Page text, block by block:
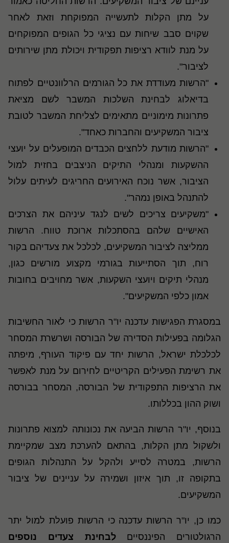
על מתן הקלות לתעשייה המפוקחת וזאת לאחר
שקוים סבב שיחות עם נציגי כל הגופים המפוקחים
על מנת לוודא רציפות תפקודית ויכולת מתן שירותים
לציבור".
"הרשות מעודדת את כל הגורמים הרלוונטיים לפתוח
בדיאלוג לבחינת השלכות המשבר לשם מציאת
פתרונות מימוניים מתאימים לצליחת המשבר לטובת
ציבור המשקיעים והחברות כאחד".
"הרשות מודעת ללחצים הכבדים המופעלים על יועצי
ההשקעות ומנהלי התיקים הניצבים בחזית למול
הציבור, אשר נוכח האירועים החריגים לעיתים עלול
להתנהל באופן נמהר".
"משקיעים צריכים לשים לנגד עיניהם את הצרכים
האישיים שלהם בהסתכלות ארוכת טווח. הרשות
ממליצה לציבור המשקיעים, לכלכל את צעדיהם בקור
רוח, תוך הסתייעות בגורמי מקצוע מורשים כגון,
מנהלי תיקים ויועצי השקעות, אשר מחויבים בחובות
אמון כלפי המשקיעים".
במסגרת הפגישות עדכנה יו"ר הרשות כי לאור החשיבות
הגלומה בפעילות הסדירה של הבורסה ושרשרת המסחר
לכלכלת ישראל, הרשות יחד עם פיקוד העורף, מיפתה
את רשימת הפעילים הקריטיים לחירום על מנת לאפשר
את הרציפות התפקודית של הבורסה, המסחר בבורסה
ושוק ההון בכללותו.
בנוסף, יו"ר הרשות הביעה את נכונותה למצוא פתרונות
ולשקול מתן הקלות, בהתאם להערכת מצב שמקיימת
הרשות, במטרה לסייע ולהקל על התנהלות הגופים
בתקופה זו, תוך איזון ושמירה על עניינים של ציבור
המשקיעים.
כמו כן, יו"ר הרשות עדכנה כי הרשות פועלת למול יתר
הרגולטורים הפיננסייםלבחינת צעדים נוספים